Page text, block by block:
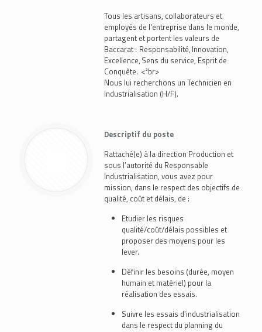
Tous les artisans, collaborateurs et
employés de l'entreprise dans le monde,
partagent et portent les valeurs de
Baccarat : Responsabilité, Innovation,
Excellence, Sens du service, Esprit de
Conquête. <²br>
Nous lui recherchons un Technicien en
Industrialisation (H/F).
Descriptif du poste
Rattaché(e) à la direction Production et
sous l’autorité du Responsable
Industrialisation, vous avez pour
mission, dans le respect des objectifs de
qualité, coût et délais, de :
Etudier les risques
qualité/coût/délais possibles et
proposer des moyens pour les
lever.
Définir les besoins (durée, moyen
humain et matériel) pour la
réalisation des essais.
Suivre les essais d’industrialisation
dans le respect du planning du